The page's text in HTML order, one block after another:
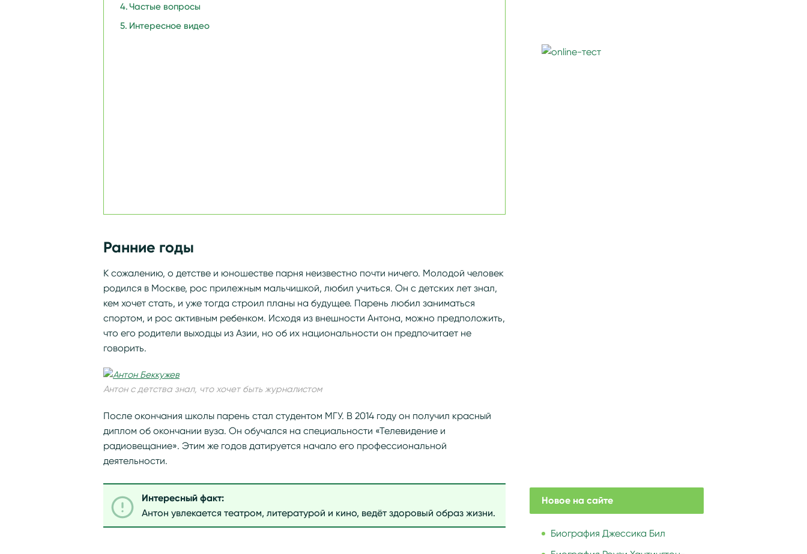
Частые вопросы
Интересное видео
Ранние годы
К сожалению, о детстве и юношестве парня неизвестно почти ничего. Молодой человек
родился в Москве, рос прилежным мальчишкой, любил учиться. Он с детских лет знал,
кем хочет стать, и уже тогда строил планы на будущее. Парень любил заниматься
спортом, и рос активным ребенком. Исходя из внешности Антона, можно предположить,
что его родители выходцы из Азии, но об их национальности он предпочитает не
говорить.
Антон с детства знал, что хочет быть журналистом
После окончания школы парень стал студентом МГУ. В 2014 году он получил красный
диплом об окончании вуза. Он обучался на специальности «Телевидение и
радиовещание». Этим же годов датируется начало его профессиональной
деятельности.
Интересный факт:
Антон увлекается театром, литературой и кино, ведёт здоровый образ жизни.
Новое на сайте
Биография Джессика Бил